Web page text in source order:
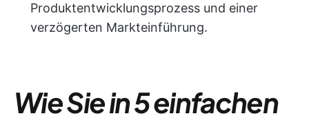
Produktentwicklungsprozess und einer
verzögerten Markteinführung.
Wie Sie in 5 einfachen